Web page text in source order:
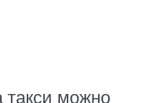
такси можно